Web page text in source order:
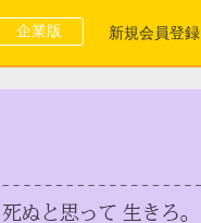
企業版 新規会員登録